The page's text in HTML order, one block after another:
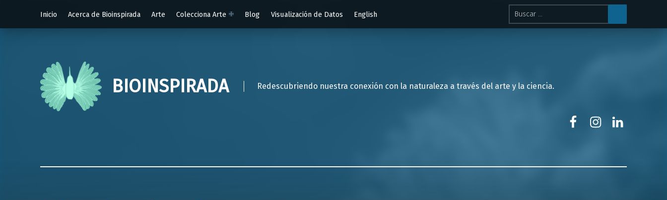
Buscar:
Inicio
Acerca de Bioinspirada Arte Colecciona Arte Blog Visualización de Datos English
BIOINSPIRADA Redescubriendo nuestra conexión con la naturaleza a través del arte y la ciencia.